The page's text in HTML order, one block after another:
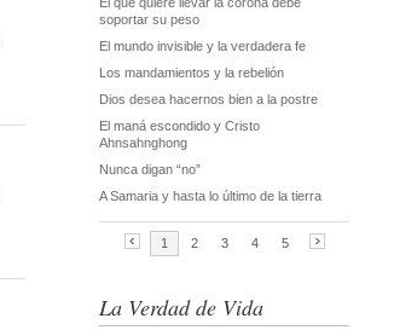
La Verdad de Vida